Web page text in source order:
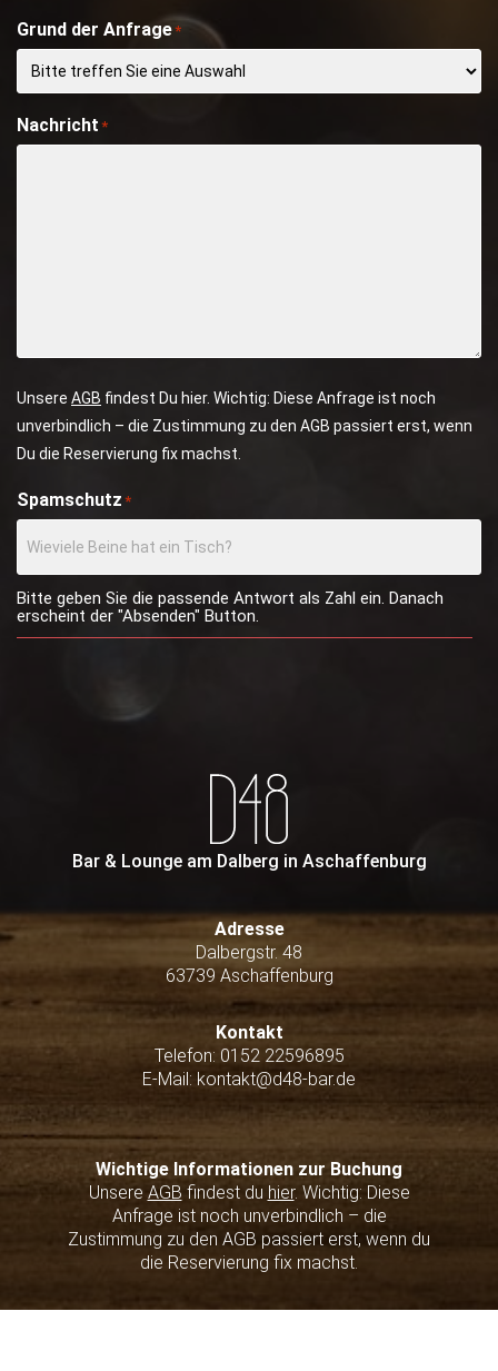
Grund der Anfrage*
Nachricht *
Unsere AGB findest Du hier. Wichtig: Diese Anfrage ist noch
unverbindlich – die Zustimmung zu den AGB passiert erst, wenn
Du die Reservierung fix machst.
Spamschutz *
Bitte geben Sie die passende Antwort als Zahl ein. Danach
erscheint der "Absenden" Button.
Bar & Lounge am Dalberg in Aschaffenburg
Adresse
Dalbergstr. 48
63739 Aschaffenburg
Kontakt
Telefon: 0152 22596895
E-Mail: kontakt@d48-bar.de
Wichtige Informationen zur Buchung
Unsere AGB findest du hier. Wichtig: Diese
Anfrage ist noch unverbindlich – die
Zustimmung zu den AGB passiert erst, wenn du
die Reservierung fix machst.